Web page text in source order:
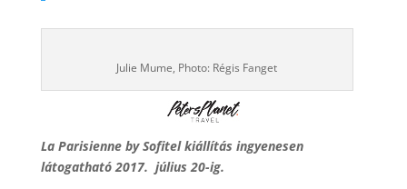
Julie Mume, Photo: Régis Fanget
La Parisienne by Sofitel kiállítás ingyenesen
látogatható 2017. július 20-ig.